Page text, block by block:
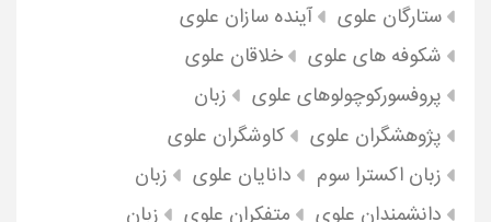
ستارگان علوی
آینده سازان علوی
شکوفه های علوی
خلاقان علوی
پروفسورکوچولوهای علوی
زبان
پژوهشگران علوی
کاوشگران علوی
زبان اکسترا سوم
دانایان علوی
زبان
دانشمندان علوی
متفکران علوی
زبان